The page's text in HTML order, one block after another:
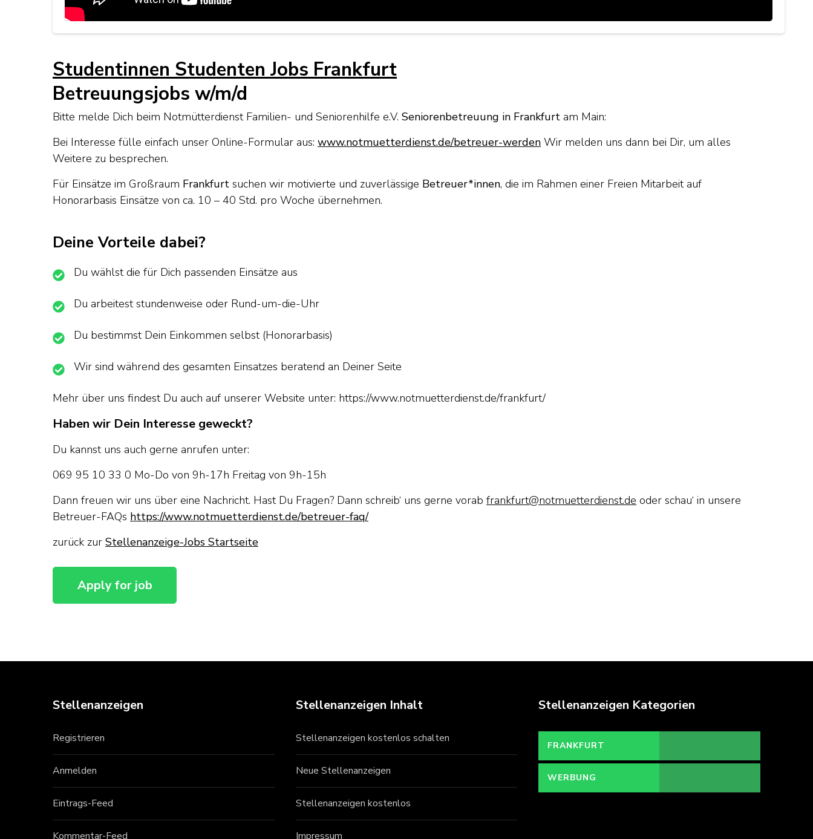
Studentinnen Studenten Jobs Frankfurt
Betreuungsjobs w/m/d
Bitte melde Dich beim Notmütterdienst Familien- und Seniorenhilfe e.V. Seniorenbetreuung in Frankfurt am Main:
Bei Interesse fülle einfach unser Online-Formular aus: www.notmuetterdienst.de/betreuer-werden Wir melden uns dann bei Dir, um alles
Weitere zu besprechen.
Für Einsätze im Großraum Frankfurt suchen wir motivierte und zuverlässige Betreuer*innen, die im Rahmen einer Freien Mitarbeit auf
Honorarbasis Einsätze von ca. 10 – 40 Std. pro Woche übernehmen.
Deine Vorteile dabei?
Du wählst die für Dich passenden Einsätze aus
Du arbeitest stundenweise oder Rund-um-die-Uhr
Du bestimmst Dein Einkommen selbst (Honorarbasis)
Wir sind während des gesamten Einsatzes beratend an Deiner Seite
Mehr über uns findest Du auch auf unserer Website unter: https://www.notmuetterdienst.de/frankfurt/
Haben wir Dein Interesse geweckt?
Du kannst uns auch gerne anrufen unter:
069 95 10 33 0 Mo-Do von 9h-17h Freitag von 9h-15h
Dann freuen wir uns über eine Nachricht. Hast Du Fragen? Dann schreib‘ uns gerne vorab frankfurt@notmuetterdienst.de oder schau‘ in unsere
Betreuer-FAQs https://www.notmuetterdienst.de/betreuer-faq/
zurück zur Stellenanzeige-Jobs Startseite
Stellenanzeigen
Registrieren
Anmelden
Eintrags-Feed
Kommentar-Feed
Stellenanzeigen Inhalt
Stellenanzeigen kostenlos schalten
Neue Stellenanzeigen
Stellenanzeigen kostenlos
Impressum
Stellenanzeigen Kategorien
FRANKFURT
WERBUNG